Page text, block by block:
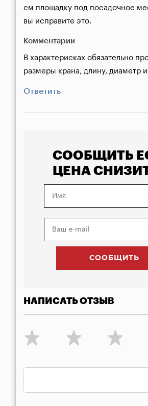
см площадку под посадочное
вы исправите это.
Комментарии
В характерисках обязательно
размеры крана, длину, диаметр и
Ответить
СООБЩИТЬ
ЦЕНА
НАПИСАТЬ ОТЗЫВ